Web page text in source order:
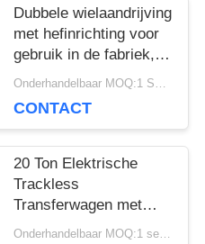
Dubbele wielaandrijving
met hefinrichting voor
gebruik in de fabriek,
railgebonden
Onderhandelbaar MOQ:1 Set/Sets
CONTACT
20 Ton Elektrische
Trackless
Transferwagen met
Magnetische Navigatie Onderhandelbaar MOQ:1 set/sets